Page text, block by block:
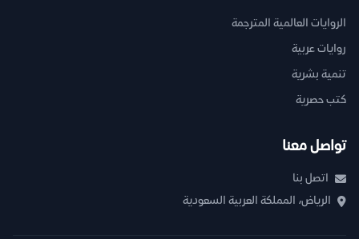
الروايات العالمية المترجمة
روايات عربية
تنمية بشرية
كتب حصرية
تواصل معنا
اتصل بنا
الرياض، المملكة العربية السعودية